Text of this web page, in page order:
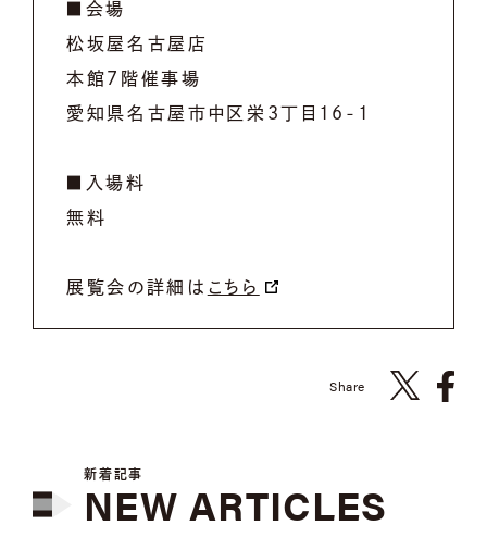
■会場
松坂屋名古屋店
本館7階催事場
愛知県名古屋市中区栄3丁目16-1
■入場料
無料
展覧会の詳細は こちら
Share
新着記事
NEW ARTICLES